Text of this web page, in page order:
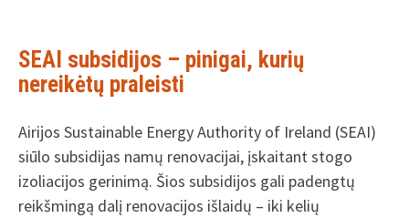
SEAI subsidijos – pinigai, kurių
nereikėtų praleisti
Airijos Sustainable Energy Authority of Ireland (SEAI)
siūlo subsidijas namų renovacijai, įskaitant stogo
izoliacijos gerinimą. Šios subsidijos gali padengtų
reikšmingą dalį renovacijos išlaidų – iki kelių